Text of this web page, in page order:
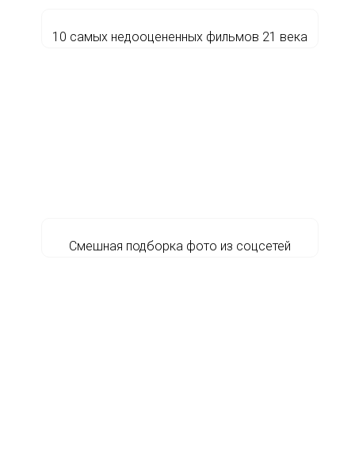
10 самых недооцененных фильмов 21 века
Смешная подборка фото из соцсетей